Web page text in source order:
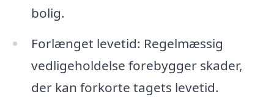
bolig.
Forlænget levetid: Regelmæssig
vedligeholdelse forebygger skader,
der kan forkorte tagets levetid.